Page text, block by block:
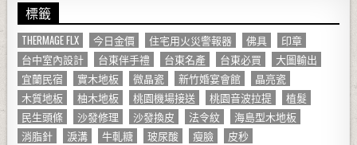
標籤
THERMAGE FLX 今日金價 住宅用火災警報器 佛具
印章
台中室內設計
台東伴手禮 台東名產 台東必買
大圖輸出
宜蘭民宿
實木地板 微晶瓷 新竹婚宴會館
晶亮瓷
木質地板
柚木地板 桃園機場接送 桃園音波拉提
植髮
民生頭條
沙發修理 沙發換皮 法令紋
海島型木地板
消脂針
淚溝 牛軋糖 玻尿酸 瘦臉
皮秒